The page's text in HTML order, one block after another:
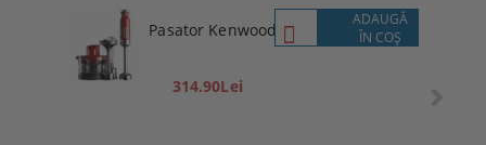
Pasator Kenwood
314.90Lei
ADAUGĂ
ÎN COŞ